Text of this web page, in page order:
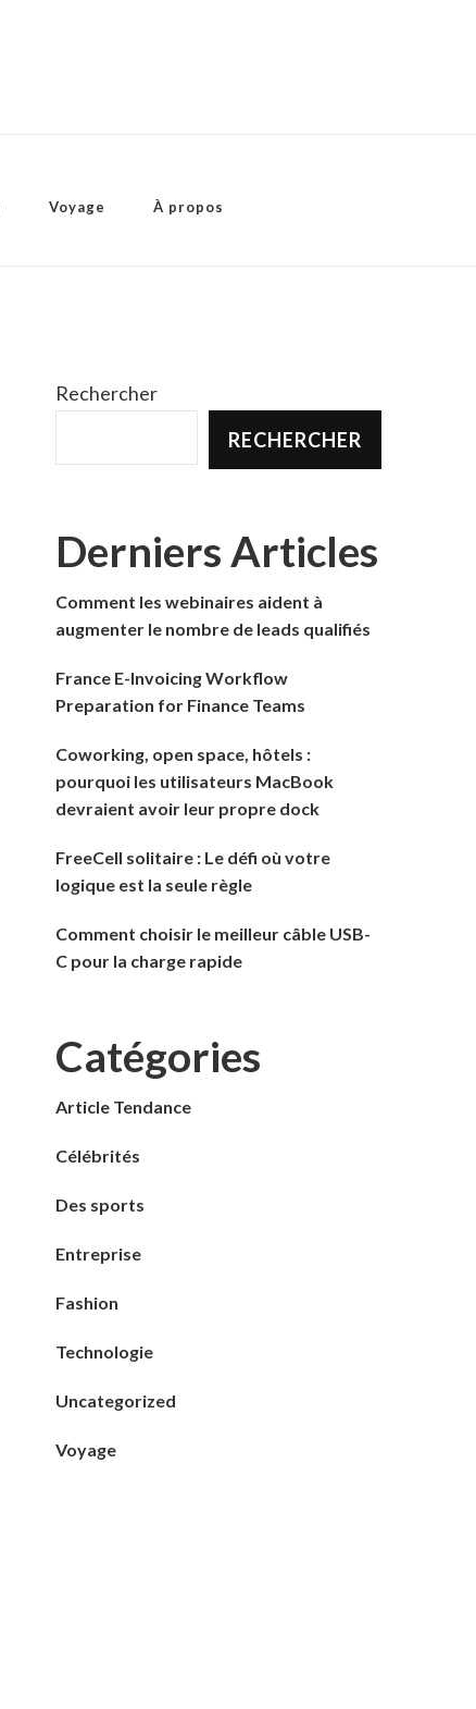
Voyage À propos
Rechercher
RECHERCHER
Derniers Articles
Comment les webinaires aident à
augmenter le nombre de leads qualifiés
France E-Invoicing Workflow
Preparation for Finance Teams
Coworking, open space, hôtels :
pourquoi les utilisateurs MacBook
devraient avoir leur propre dock
FreeCell solitaire : Le défi où votre
logique est la seule règle
Comment choisir le meilleur câble USB-
C pour la charge rapide
Catégories
Article Tendance
Célébrités
Des sports
Entreprise
Fashion
Technologie
Uncategorized
Voyage